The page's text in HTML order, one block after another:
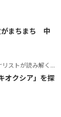
がまちまち 中
み解くテーマの本質
オクシア」を探